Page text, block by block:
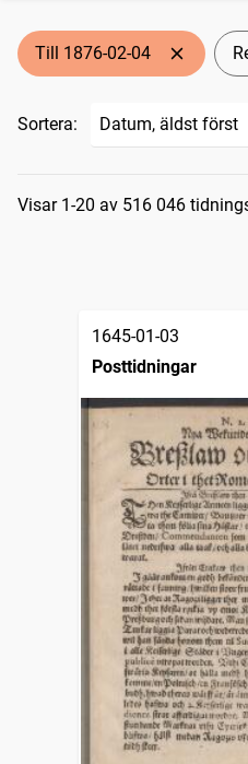
Till 1876-02-04
Sortera:
Sökresultat
Visar 1-20 av 516 046
1645-01-03
Posttidningar